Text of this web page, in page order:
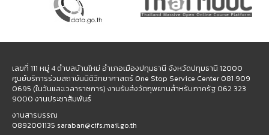
เลขที่ 111 หมู่ 4 ตำบลบ้านใหม่ อำเภอเมืองปทุมธานี จังหวัดปทุมธานี 12000
ศูนย์บริการร่วมสถาบันนิติวิทยาศาสตร์ One Stop Service Center 081 909
0695 (ในวันและเวลาราชการ) งานรับส่งวัตถุพยานสำหรับภาครัฐ 062 323
9000 งานประชาสัมพันธ์
งานสารบรรณ
0892001135 saraban@cifs.mail.go.th